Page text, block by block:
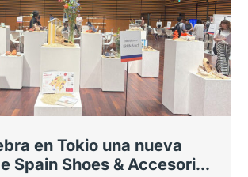
en Tokio una nueva
Spain Shoes & Accesori...